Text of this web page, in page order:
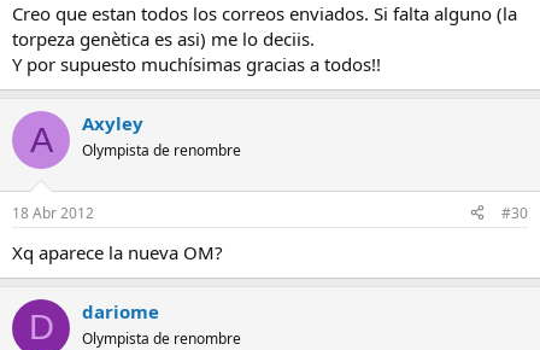
Creo que estan todos los correos enviados. Si falta alguno (la
torpeza genètica es asi) me lo deciis.
Y por supuesto muchísimas gracias a todos!!
A Axyley
Olympista de renombre
18 Abr 2012 #30
Xq aparece la nueva OM?
D dariome
Olympista de renombre